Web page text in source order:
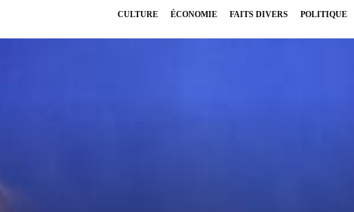
CULTURE ÉCONOMIE FAITS DIVERS POLITIQUE